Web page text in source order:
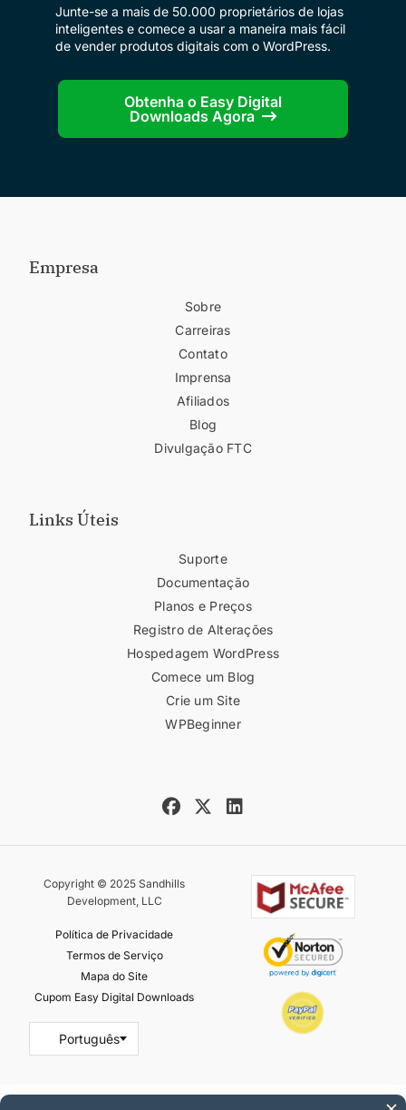
Junte-se a mais de 50.000 proprietários de lojas
inteligentes e comece a usar a maneira mais fácil
de vender produtos digitais com o WordPress.
Obtenha o Easy Digital
Downloads Agora
Empresa
Sobre
Carreiras
Contato
Imprensa
Afiliados
Blog
Divulgação FTC
Links Úteis
Suporte
Documentação
Planos e Preços
Registro de Alterações
Hospedagem WordPress
Comece um Blog
Crie um Site
WPBeginner
Copyright © 2025 Sandhills
Development, LLC
Política de Privacidade
Termos de Serviço
Mapa do Site
Cupom Easy Digital Downloads